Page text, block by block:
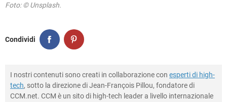
Foto: © Unsplash.
Condividi
I nostri contenuti sono creati in collaborazione con esperti di high-
tech, sotto la direzione di Jean-François Pillou, fondatore di
CCM.net. CCM è un sito di high-tech leader a livello internazionale